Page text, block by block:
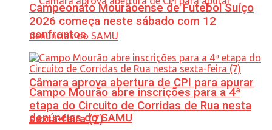
Câmara aprova abertura de CPI para apurar
denúncias do SAMU
Campeonato Mourãoense de Futebol Suíço
2026 começa neste sábado com 12
confrontos
Campo Mourão abre inscrições para a 4ª
etapa do Circuito de Corridas de Rua nesta
sexta-feira (7)